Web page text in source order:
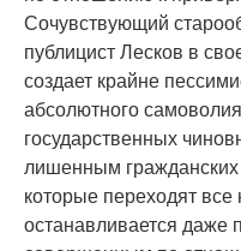
Сочувствующий
публицист Лесков в
создает крайне
абсолютного
государственных
лишенным
которые переходят
останавливается